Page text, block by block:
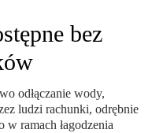
bez
odłączanie wody,
ludzi rachunki, odrębnie
w ramach łagodzenia